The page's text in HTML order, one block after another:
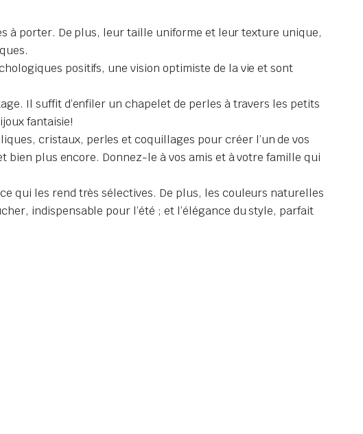
à porter. De plus, leur taille uniforme et leur texture unique,
positifs, une vision optimiste de la vie et sont
Il suffit d’enfiler un chapelet de perles à travers les petits
fantaisie!
cristaux, perles et coquillages pour créer l’un de vos
plus encore. Donnez-le à vos amis et à votre famille qui
qui les rend très sélectives. De plus, les couleurs naturelles
indispensable pour l’été ; et l’élégance du style, parfait